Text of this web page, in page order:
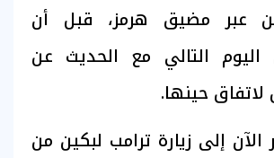
عبر مضيق هرمز، قبل أن
التالي مع الحديث عن
حينها.
الآن إلى زيارة ترامب لبكين من